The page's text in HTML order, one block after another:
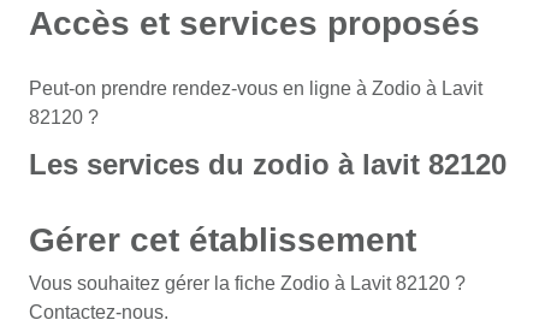
Accès et services proposés
Peut-on prendre rendez-vous en ligne à Zodio à Lavit
82120 ?
Les services du zodio à lavit 82120
Gérer cet établissement
Vous souhaitez gérer la fiche Zodio à Lavit 82120 ?
Contactez-nous.